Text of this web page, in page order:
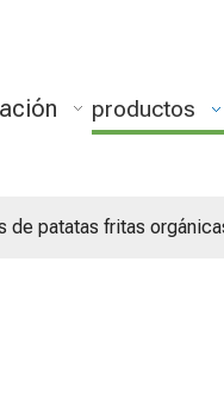
productos
de patatas fritas